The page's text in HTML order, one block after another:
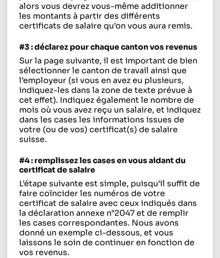
alors vous devrez vous-même additionner
les montants à partir des différents
certificats de salaire qu’on vous aura remis.
#3 : déclarez pour chaque canton vos revenus
Sur la page suivante, il est important de bien
sélectionner le canton de travail ainsi que
l’employeur (si vous en avez eu plusieurs,
indiquez-les dans la zone de texte prévue à
cet effet). Indiquez également le nombre de
mois où vous avez reçu un salaire, et indiquez
dans les cases les informations issues de
votre (ou de vos) certificat(s) de salaire
suisse.
#4 : remplissez les cases en vous aidant du
certificat de salaire
L’étape suivante est simple, puisqu’il suffit de
faire coïncider les numéros de votre
certificat de salaire avec ceux indiqués dans
la déclaration annexe n°2047 et de remplir
les cases correspondantes. Nous avons
donné un exemple ci-dessous, et vous
laissons le soin de continuer en fonction de
vos revenus.